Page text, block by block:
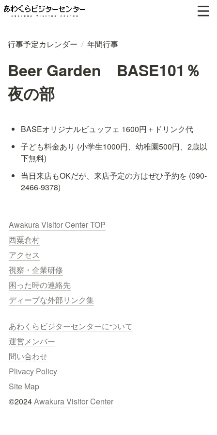
行事予定カレンダー / 年間行事
Beer Garden BASE101％
夜の部
BASEオリジナルビュッフェ 1600円＋ドリンク代
子ども料金あり (小学生1000円、幼稚園500円、2歳以
下無料)
当日来店もOKだが、来店予定の方はぜひ予約を (090-
2466-9378)
Awakura Visitor Center TOP
西粟倉村
アクセス
視察・企業研修
困った時の連絡先
ディープな外部リンク集
あわくらビジターセンターについて
運営メンバー
問い合わせ
Plivacy Policy
Site Map
©2024 Awakura Visitor Center